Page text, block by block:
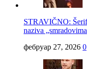
STRAVIČNO:
naziva
фебруар 27, 2026 0